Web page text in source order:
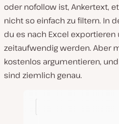
oder nofollow ist, Ankertext,
nicht so einfach zu filtern. In
du es nach Excel
zeitaufwendig werden. Aber
kostenlos argumentieren,
sind ziemlich genau.